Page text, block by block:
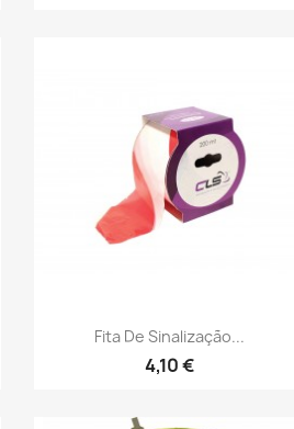
Fita De Sinalização...
4,10 €
Vista rápida